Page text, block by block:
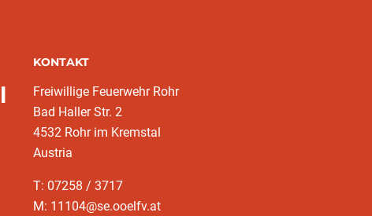
KONTAKT
Freiwillige Feuerwehr Rohr
Bad Haller Str. 2
4532 Rohr im Kremstal
Austria
T: 07258 / 3717
M: 11104@se.ooelfv.at